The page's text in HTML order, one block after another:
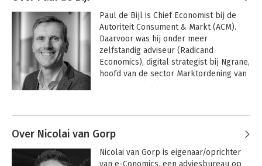
Paul de Bijl is Chief Economist bij de
Autoriteit Consument & Markt (ACM).
Daarvoor was hij onder meer
zelfstandig adviseur (Radicand
Economics), digital strategist bij Ngrane,
hoofd van de sector Marktordening van
beleidsadviseur bij de directie AFEP van
studeerde econometrie in Rotterdam en
Over Nicolai van Gorp
Nicolai van Gorp is eigenaar/oprichter
van e-Conomics, een adviesbureau op